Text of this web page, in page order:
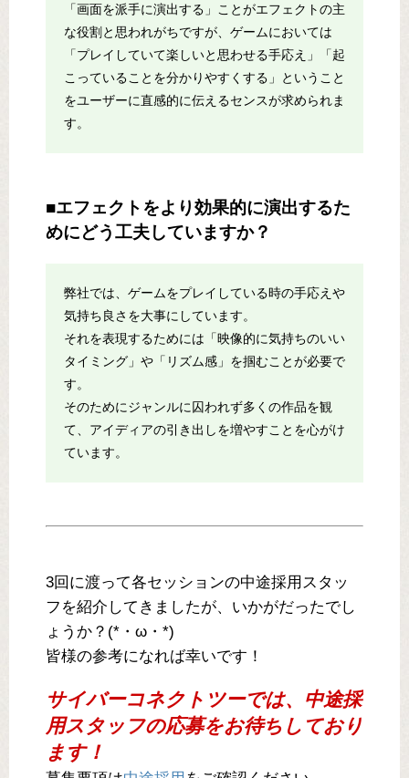
「画面を派手に演出する」ことがエフェクトの主
な役割と思われがちですが、ゲームにおいては
「プレイしていて楽しいと思わせる手応え」「起
こっていることを分かりやすくする」ということ
をユーザーに直感的に伝えるセンスが求められま
す。
■エフェクトをより効果的に演出するた
めにどう工夫していますか？
弊社では、ゲームをプレイしている時の手応えや
気持ち良さを大事にしています。
それを表現するためには「映像的に気持ちのいい
タイミング」や「リズム感」を掴むことが必要で
す。
そのためにジャンルに囚われず多くの作品を観
て、アイディアの引き出しを増やすことを心がけ
ています。
3回に渡って各セッションの中途採用スタッ
フを紹介してきましたが、いかがだったでし
ょうか？(*・ω・*)
皆様の参考になれば幸いです！
サイバーコネクトツーでは、中途採
用スタッフの応募をお待ちしており
ます！